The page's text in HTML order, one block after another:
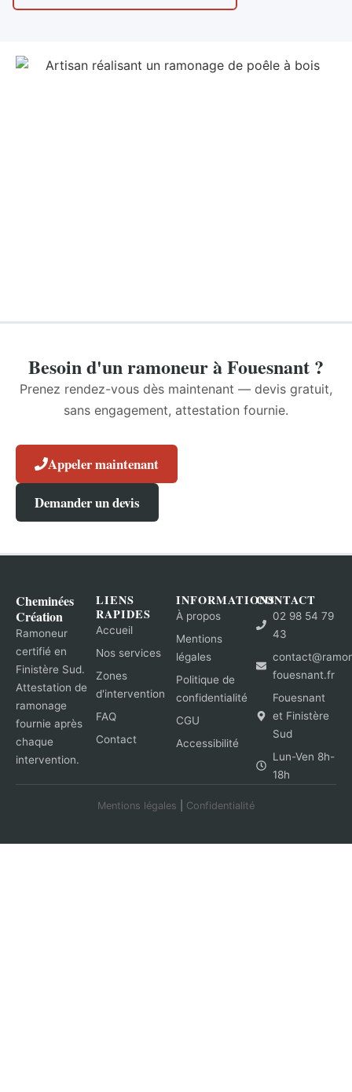
Besoin d'un ramoneur à Fouesnant ?
Prenez rendez-vous dès maintenant — devis gratuit,
sans engagement, attestation fournie.
Appeler maintenant
Demander un devis
Cheminées
Création
Ramoneur
certifié en
Finistère Sud.
Attestation de
ramonage
fournie après
chaque
intervention.
LIENS
RAPIDES
Accueil
Nos services
Zones
d'intervention
FAQ
Contact
INFORMATIONS
À propos
Mentions
légales
Politique de
confidentialité
CGU
Accessibilité
CONTACT
02 98 54 79
43
fouesnant.fr
Fouesnant
et Finistère
Sud
Lun-Ven 8h-
18h
Mentions légales Confidentialité